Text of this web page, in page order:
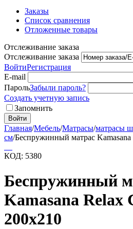
Заказы
Список сравнения
Отложенные товары
Отслеживание заказа
Отслеживание заказа
ВойтиРегистрация
E-mail
ПарольЗабыли пароль?
Создать учетную запись
Запомнить
Войти
Главная/Мебель/Матрасы/матрасы
см/Беспружинный матрас
КОД: 5380
Беспружинный
Kamasana Relax
200x210